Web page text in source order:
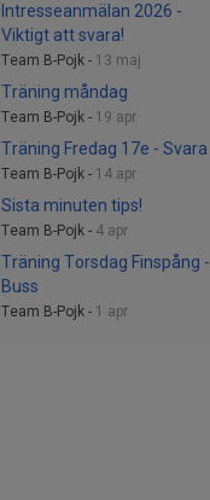
Intresseanmälan 2026 -
Viktigt att svara!
Team B-Pojk - 13 maj
Träning måndag
Team B-Pojk - 19 apr
Träning Fredag 17e - Svara
Team B-Pojk - 14 apr
Sista minuten tips!
Team B-Pojk - 4 apr
Träning Torsdag Finspång -
Buss
Team B-Pojk - 1 apr